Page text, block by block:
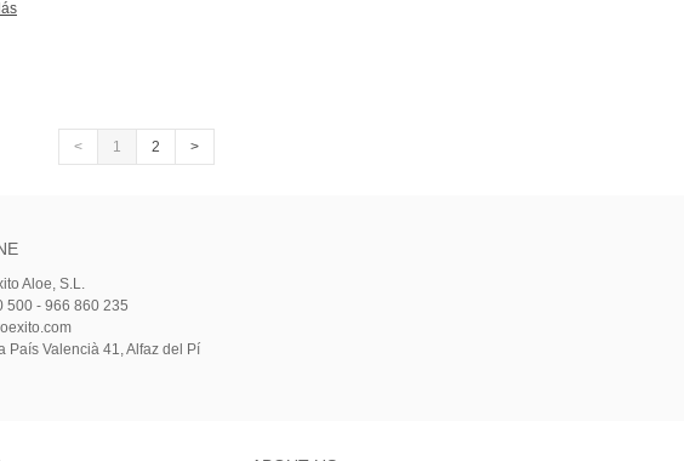
< 1 2 >
Aloe, S.L.
500 - 966 860 235
País Valencià 41, Alfaz del Pí